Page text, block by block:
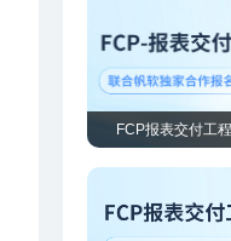
FCP报表交付工